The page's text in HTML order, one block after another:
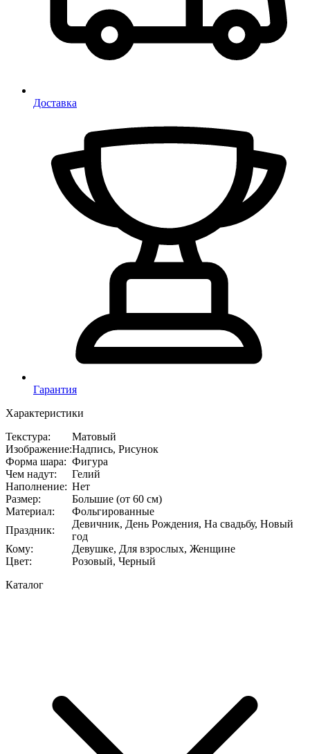
Доставка
Гарантия
Характеристики
Текстура:
Матовый
Изображение:Надпись, Рисунок
Форма шара: Фигура
Чем надут:
Гелий
Наполнение: Нет
Размер:
Большие (от 60 см)
Материал:
Фольгированные
Праздник:
Девичник, День Рождения, На свадьбу, Новый
год
Кому:
Девушке, Для взрослых, Женщине
Цвет:
Розовый, Черный
Каталог